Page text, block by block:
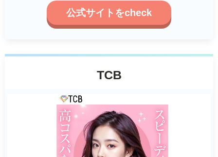
公式サイトをcheck
TCB